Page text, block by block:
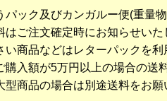
パック及びカンガルー便(重量
はご注文確定時にお知らせいた
い商品などはレターパックを利
購入額が5万円以上の場合の送
型商品の場合は別途送料をお願